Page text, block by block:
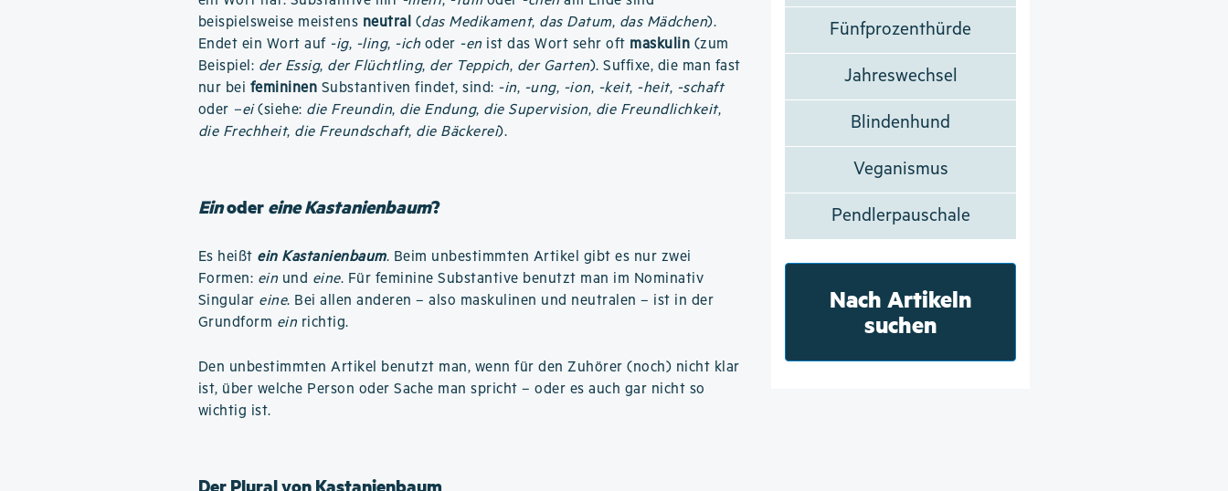
beispielsweise meistens neutral (das Medikament, das Datum, das Mädchen).
Endet ein Wort auf -ig, -ling, -ich oder -en ist das Wort sehr oft maskulin (zum
Beispiel: der Essig, der Flüchtling, der Teppich, der Garten). Suffixe, die man fast
nur bei femininen Substantiven findet, sind: -in, -ung, -ion, -keit, -heit, -schaft
oder –ei(siehe: die Freundin, die Endung, die Supervision, die Freundlichkeit,
die Frechheit, die Freundschaft, die Bäckerei).
Einodereine Kastanienbaum?
Es heißt ein Kastanienbaum. Beim unbestimmten Artikel gibt es nur zwei
Formen: ein und eine. Für feminine Substantive benutzt man im Nominativ
Singular eine. Bei allen anderen – also maskulinen und neutralen – ist in der
Grundform ein richtig.
Den unbestimmten Artikel benutzt man, wenn für den Zuhörer (noch) nicht klar
ist, über welche Person oder Sache man spricht – oder es auch gar nicht so
wichtig ist.
Der Plural von Kastanienbaum
Fünfprozenthürde
Jahreswechsel
Blindenhund
Veganismus
Pendlerpauschale
Nach Artikeln
suchen